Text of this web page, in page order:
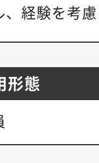
、経験を考
形態